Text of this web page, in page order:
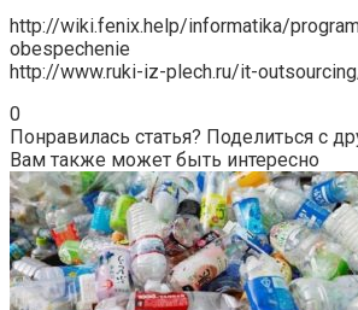
http://wiki.fenix.help/informatika/
obespechenie
http://www.ruki-iz-plech.ru/it-
0
Понравилась статья? Поделиться с
Вам также может быть интересно